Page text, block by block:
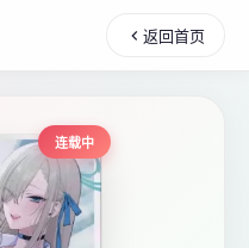
返回首页
连载中